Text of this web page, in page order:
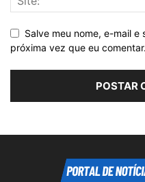
Salve meu nome, e-mail
próxima vez que eu comentar.